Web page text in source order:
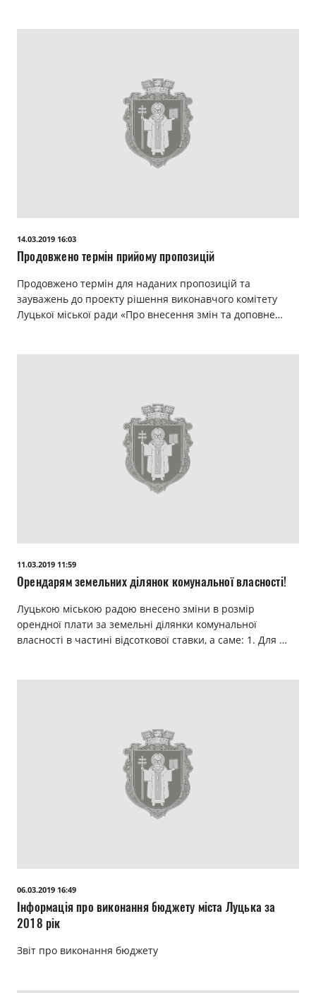
14.03.2019 16:03
Продовжено термін прийому пропозицій
Продовжено термін для наданих пропозицій та
зауважень до проекту рішення виконавчого комітету
Луцької міської ради «Про внесення змін та доповне…
11.03.2019 11:59
Орендарям земельних ділянок комунальної власності!
Луцькою міською радою внесено зміни в розмір
орендної плати за земельні ділянки комунальної
власності в частині відсоткової ставки, а саме: 1. Для …
06.03.2019 16:49
Інформація про виконання бюджету міста Луцька за
2018 рік
Звіт про виконання бюджету